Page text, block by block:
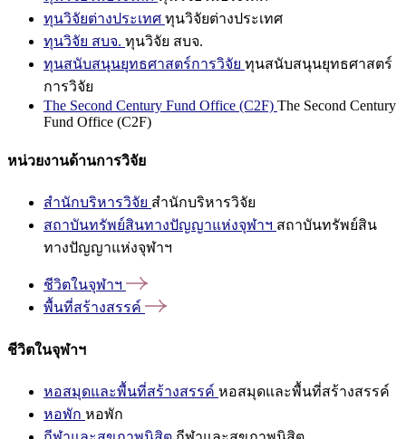
ทุนวิจัยต่างประเทศ ทุนวิจัยต่างประเทศ
ทุนวิจัย สบจ. ทุนวิจัย สบจ.
ทุนสนับสนุนยุทธศาสตร์การวิจัย ทุนสนับสนุนยุทธศาสตร์
การวิจัย
The Second Century Fund Office (C2F) The Second Century
Fund Office (C2F)
หน่วยงานด้านการวิจัย
สำนักบริหารวิจัย สำนักบริหารวิจัย
สถาบันทรัพย์สินทางปัญญาแห่งจุฬาฯ สถาบันทรัพย์สิน
ทางปัญญาแห่งจุฬาฯ
ชีวิตในจุฬาฯ
พื้นที่สร้างสรรค์
ชีวิตในจุฬาฯ
หอสมุดและพื้นที่สร้างสรรค์ หอสมุดและพื้นที่สร้างสรรค์
หอพัก หอพัก